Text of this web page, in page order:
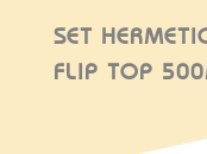
SET
FLIP TOP